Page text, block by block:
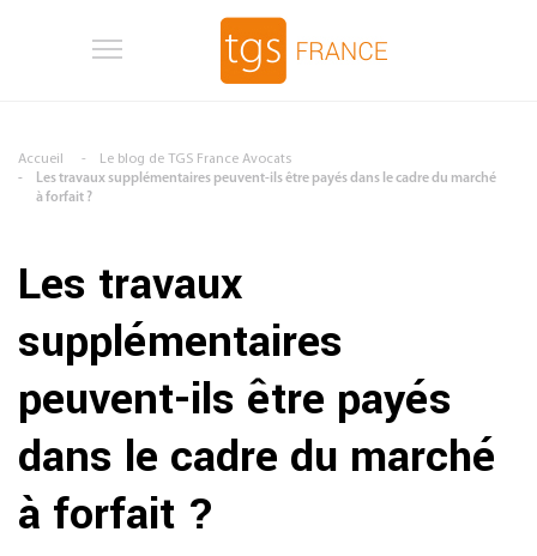
Accueil
Le blog de TGS France Avocats
Les travaux supplémentaires peuvent-ils être payés dans le cadre du marché
à forfait ?
Les travaux
supplémentaires
peuvent-ils être payés
dans le cadre du marché
à forfait ?